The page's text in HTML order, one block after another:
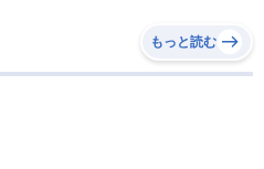
もっと読む